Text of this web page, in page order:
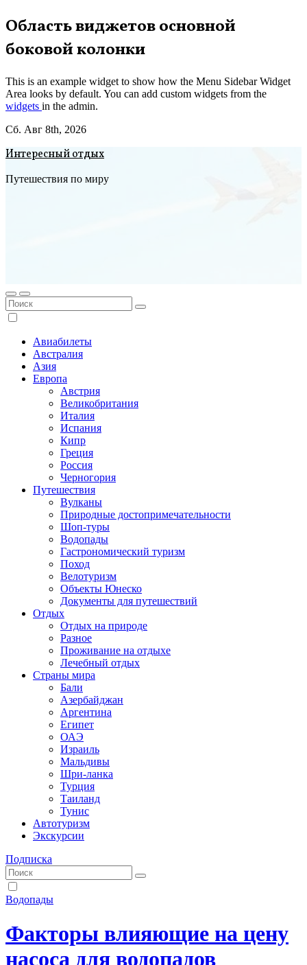
Перейти
к
содержимому
Область виджетов основной
боковой колонки
This is an example widget to show how the Menu Sidebar Widget
Area looks by default. You can add custom widgets from the
widgets in the admin.
Сб. Авг 8th, 2026
Интересный отдых
Путешествия по миру
Авиабилеты
Австралия
Азия
Европа
Австрия
Великобритания
Италия
Испания
Кипр
Греция
Россия
Черногория
Путешествия
Вулканы
Природные достопримечательности
Шоп-туры
Водопады
Гастрономический туризм
Поход
Велотуризм
Объекты Юнеско
Документы для путешествий
Отдых
Отдых на природе
Разное
Проживание на отдыхе
Лечебный отдых
Страны мира
Бали
Азербайджан
Аргентина
Египет
ОАЭ
Израиль
Мальдивы
Шри-ланка
Турция
Таиланд
Тунис
Автотуризм
Экскурсии
Подписка
Водопады
Факторы влияющие на цену
насоса для водопадов